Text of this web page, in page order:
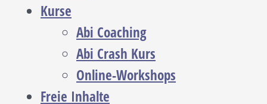
Kurse
Abi Coaching
Abi Crash Kurs
Online-Workshops
Freie Inhalte